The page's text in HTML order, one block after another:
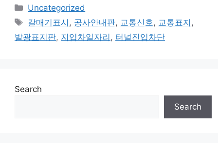
Categories
Uncategorized
Tags
갈매기표시 , 공사안내판, 교통신호 , 교통표지 ,
발광표지판, 지입차일자리 , 터널진입차단
Search
Search